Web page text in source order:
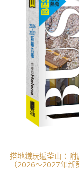
搭地鐵玩遍釜山：
（2026～2027年新